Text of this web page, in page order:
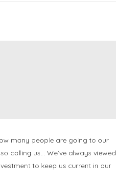
many people are going to our
calling us… We’ve always viewed
to keep us current in our